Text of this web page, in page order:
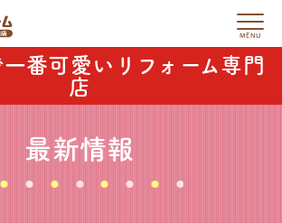
番可愛いリフォーム専門
店
最新情報